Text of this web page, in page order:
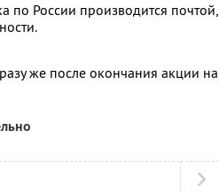
по России производится почтой,
же после окончания акции на